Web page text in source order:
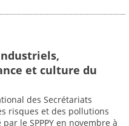
et culture du
des Secrétariats
risques et des pollutions
le SPPPY en novembre à